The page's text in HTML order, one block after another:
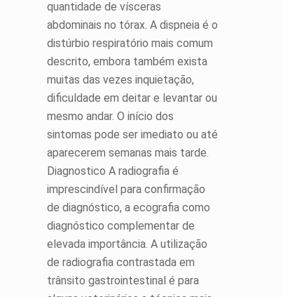
quantidade de vísceras
abdominais no tórax. A dispneia é o
distúrbio respiratório mais comum
descrito, embora também exista
muitas das vezes inquietação,
dificuldade em deitar e levantar ou
mesmo andar. O início dos
sintomas pode ser imediato ou até
aparecerem semanas mais tarde.
Diagnostico A radiografia é
imprescindível para confirmação
de diagnóstico, a ecografia como
diagnóstico complementar de
elevada importância. A utilização
de radiografia contrastada em
trânsito gastrointestinal é para